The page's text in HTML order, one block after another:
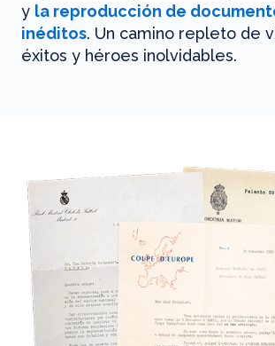
y la reproducción de
inéditos. Un camino repleto de
éxitos y héroes inolvidables.